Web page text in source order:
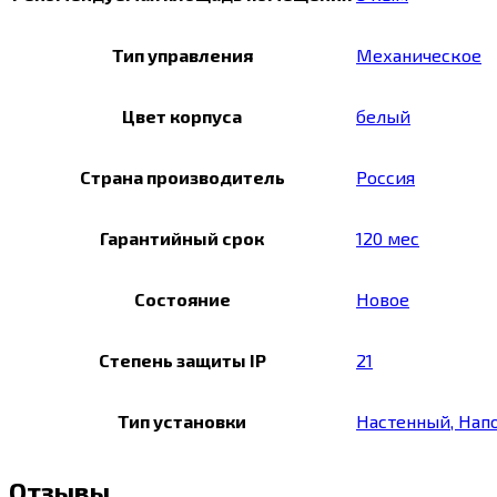
Тип управления Механическое
Цвет корпуса белый
Страна производитель Россия
Гарантийный срок 120 мес
Состояние Новое
Степень защиты IP 21
Тип установки Настенный,